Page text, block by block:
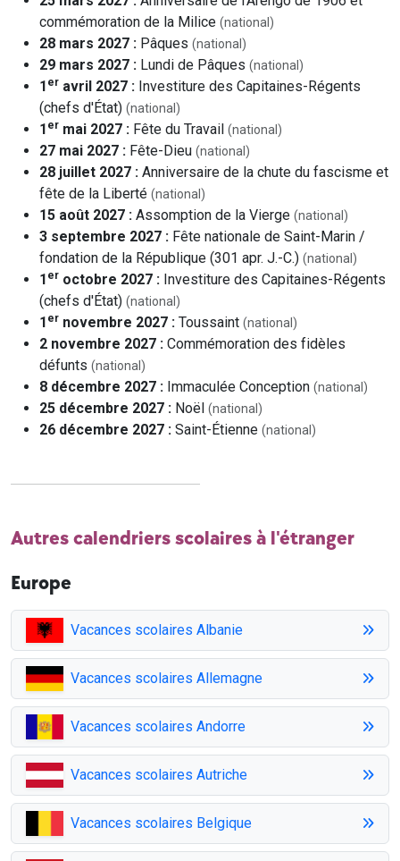
commémoration de la Milice (national)
28 mars 2027 : Pâques (national)
29 mars 2027 : Lundi de Pâques (national)
1 er avril 2027 : Investiture des Capitaines-Régents
(chefs d'État) (national)
1 er mai 2027 : Fête du Travail (national)
27 mai 2027 : Fête-Dieu (national)
28 juillet 2027 : Anniversaire de la chute du fascisme et
fête de la Liberté (national)
15 août 2027 : Assomption de la Vierge (national)
3 septembre 2027 : Fête nationale de Saint-Marin /
fondation de la République (301 apr. J.-C.) (national)
1 er octobre 2027 : Investiture des Capitaines-Régents
(chefs d'État) (national)
1 er novembre 2027 : Toussaint (national)
2 novembre 2027 : Commémoration des fidèles
défunts (national)
8 décembre 2027 : Immaculée Conception (national)
25 décembre 2027 : Noël (national)
26 décembre 2027 : Saint-Étienne (national)
Autres calendriers scolaires à l'étranger
Europe
Vacances scolaires Albanie
Vacances scolaires Allemagne
Vacances scolaires Andorre
Vacances scolaires Autriche
Vacances scolaires Belgique